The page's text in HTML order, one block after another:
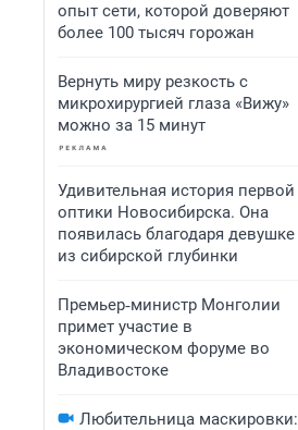
опыт сети, которой доверяют
более 100 тысяч горожан
Вернуть миру резкость с
микрохирургией глаза «Вижу»
можно за 15 минут
Удивительная история первой
оптики Новосибирска. Она
появилась благодаря девушке
из сибирской глубинки
Премьер‑министр Монголии
примет участие в
экономическом форуме во
Владивостоке
Любительница маскировки: